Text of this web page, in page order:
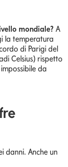
mondiale? A
la temperatura
di Parigi del
Celsius) rispetto
da
danni. Anche un